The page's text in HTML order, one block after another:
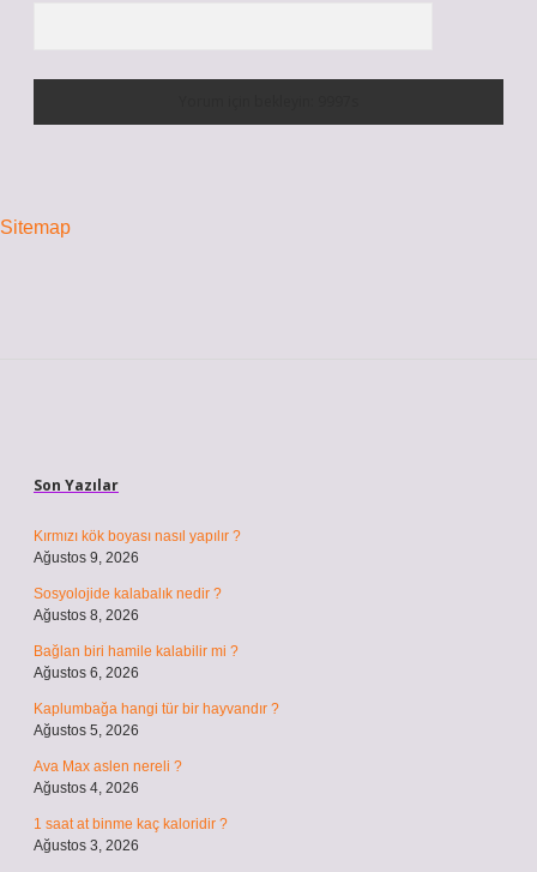
Sitemap
Son Yazılar
Kırmızı kök boyası nasıl yapılır ?
Ağustos 9, 2026
Sosyolojide kalabalık nedir ?
Ağustos 8, 2026
Bağlan biri hamile kalabilir mi ?
Ağustos 6, 2026
Kaplumbağa hangi tür bir hayvandır ?
Ağustos 5, 2026
Ava Max aslen nereli ?
Ağustos 4, 2026
1 saat at binme kaç kaloridir ?
Ağustos 3, 2026